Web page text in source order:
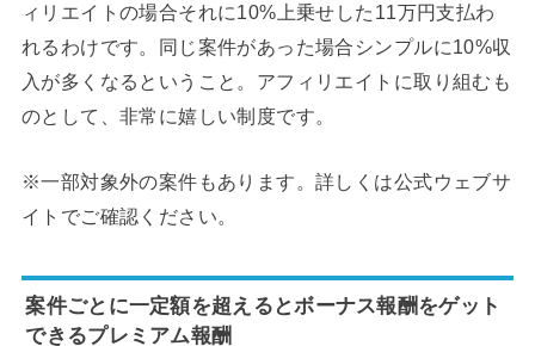
ィリエイトの場合それに10%上乗せした11万円支払わ
れるわけです。同じ案件があった場合シンプルに10%収
入が多くなるということ。アフィリエイトに取り組むも
のとして、非常に嬉しい制度です。
※一部対象外の案件もあります。詳しくは公式ウェブサ
イトでご確認ください。
案件ごとに一定額を超えるとボーナス報酬をゲット
できるプレミアム報酬